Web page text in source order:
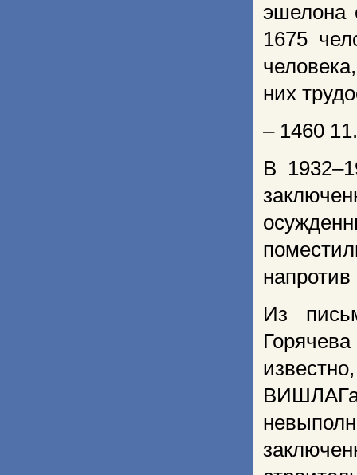
эшелона
1675
них
– 1460 11.
В
Из